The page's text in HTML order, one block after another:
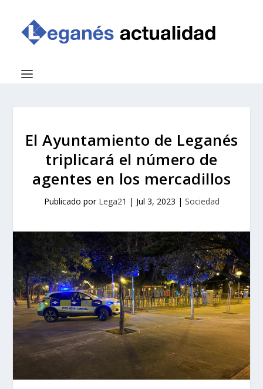
El Ayuntamiento de Leganés
triplicará el número de
agentes en los mercadillos
Publicado por Lega21 | Jul 3, 2023 | Sociedad